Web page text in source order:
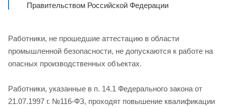
Правительством Российской Федерации
Работники, не прошедшие аттестацию в области
промышленной безопасности, не допускаются к работе на
опасных производственных объектах.
Работники, указанные в п. 14.1 Федерального закона от
21.07.1997 г. №116-ФЗ, проходят повышение квалификации